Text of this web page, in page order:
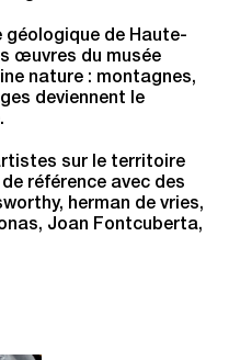
de Haute-
œuvres du musée
nature : montagnes,
deviennent le
sur le territoire
référence avec des
herman de vries,
Joan Fontcuberta,